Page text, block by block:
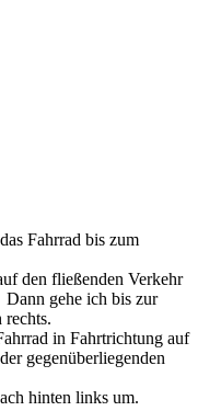
Fahrrad bis zum
den fließenden Verkehr
gehe ich bis zur
rechts.
in Fahrtrichtung auf
gegenüberliegenden
hinten links um.